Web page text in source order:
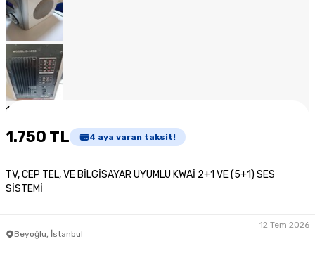
1
1.750 TL 4 aya varan taksit!
TV, CEP TEL, VE BİLGİSAYAR UYUMLU KWAİ 2+1 VE (5+1) SES
SİSTEMİ
Beyoğlu, İstanbul
12 Tem 2026